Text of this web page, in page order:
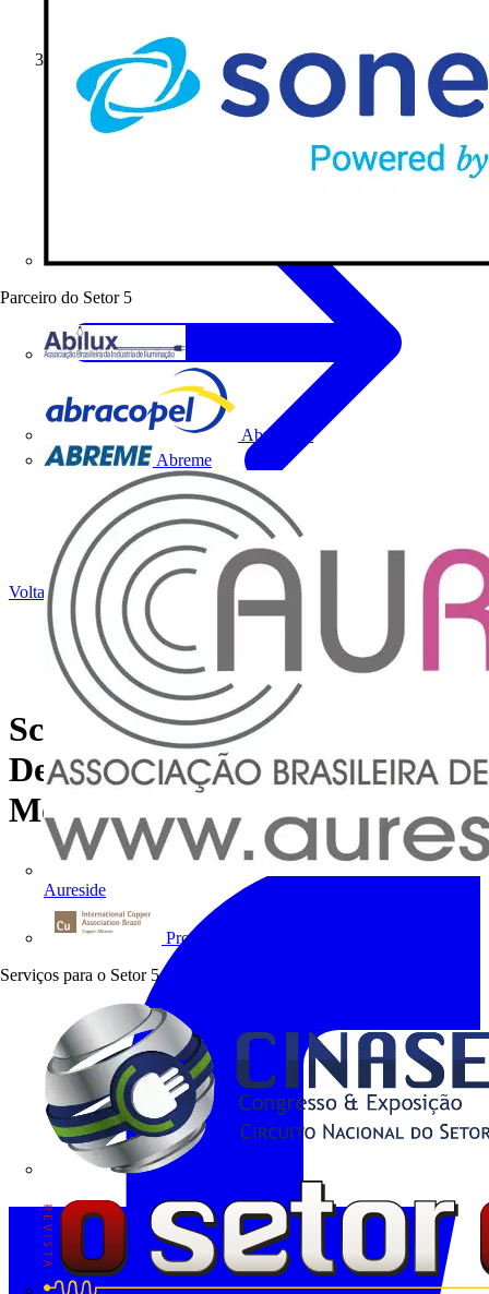
Parceiro do Setor 5
Abracopel
Abreme
Aureside
Procobre
Serviços para o Setor 5
Artigos de produto
Voltar para Notícias
Schneider Electric apresenta
Detectores da Linha Prime
Módena